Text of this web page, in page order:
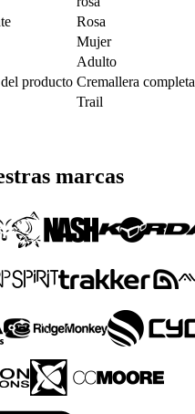
Rosa
Mujer
Adulto
producto Cremallera completa
Trail
marcas